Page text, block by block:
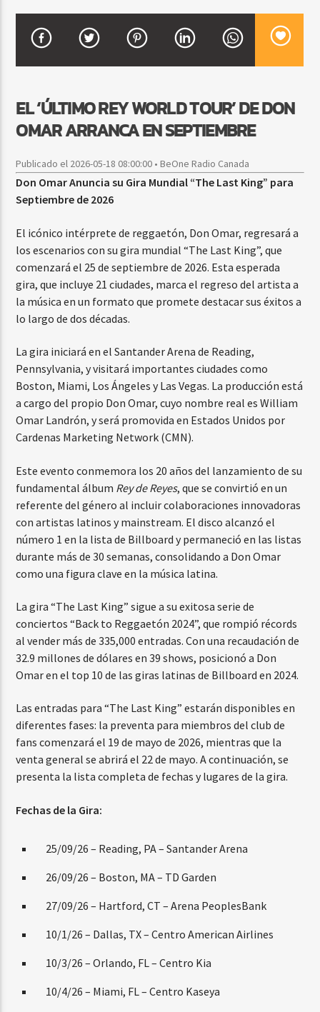
4:00 AM 6:00 AM
Beone Radio
EL ‘ÚLTIMO REY WORLD TOUR’ DE DON
OMAR ARRANCA EN SEPTIEMBRE
Publicado el 2026-05-18 08:00:00 • BeOne Radio Canada
Don Omar Anuncia su Gira Mundial “The Last King” para
Septiembre de 2026
El icónico intérprete de reggaetón, Don Omar, regresará a
los escenarios con su gira mundial “The Last King”, que
comenzará el 25 de septiembre de 2026. Esta esperada
gira, que incluye 21 ciudades, marca el regreso del artista a
la música en un formato que promete destacar sus éxitos a
lo largo de dos décadas.
La gira iniciará en el Santander Arena de Reading,
Pennsylvania, y visitará importantes ciudades como
Boston, Miami, Los Ángeles y Las Vegas. La producción está
a cargo del propio Don Omar, cuyo nombre real es William
Omar Landrón, y será promovida en Estados Unidos por
Cardenas Marketing Network (CMN).
Este evento conmemora los 20 años del lanzamiento de su
fundamental álbum Rey de Reyes, que se convirtió en un
referente del género al incluir colaboraciones innovadoras
con artistas latinos y mainstream. El disco alcanzó el
número 1 en la lista de Billboard y permaneció en las listas
durante más de 30 semanas, consolidando a Don Omar
como una figura clave en la música latina.
La gira “The Last King” sigue a su exitosa serie de
conciertos “Back to Reggaetón 2024”, que rompió récords
al vender más de 335,000 entradas. Con una recaudación de
32.9 millones de dólares en 39 shows, posicionó a Don
Omar en el top 10 de las giras latinas de Billboard en 2024.
Las entradas para “The Last King” estarán disponibles en
diferentes fases: la preventa para miembros del club de
fans comenzará el 19 de mayo de 2026, mientras que la
venta general se abrirá el 22 de mayo. A continuación, se
presenta la lista completa de fechas y lugares de la gira.
Fechas de la Gira:
25/09/26 – Reading, PA – Santander Arena
26/09/26 – Boston, MA – TD Garden
27/09/26 – Hartford, CT – Arena PeoplesBank
10/1/26 – Dallas, TX – Centro American Airlines
10/3/26 – Orlando, FL – Centro Kia
10/4/26 – Miami, FL – Centro Kaseya